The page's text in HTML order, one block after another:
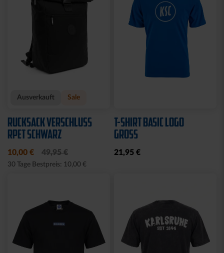
Ausverkauft Sale
RUCKSACK VERSCHLUSS
RPET SCHWARZ
10,00 € 49,95 €
30 Tage Bestpreis: 10,00 €
T-SHIRT BASIC LOGO
GROSS
21,95 €